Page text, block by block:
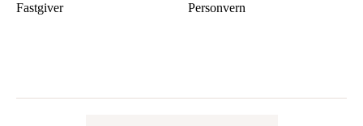
Fastgiver
Personvern